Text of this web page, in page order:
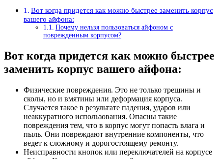
Вот когда придется как можно быстрее заменить корпус
вашего айфона:
Почему нельзя пользоваться айфоном с
поврежденным корпусом?
Вот когда придется как можно быстрее
заменить корпус вашего айфона:
Физические повреждения. Это не только трещины и
сколы, но и вмятины или деформация корпуса.
Случается такое в результате падения, ударов или
неаккуратного использования. Опасны такие
повреждения тем, что в корпус могут попасть влага и
пыль. Они повреждают внутренние компоненты, что
ведет к сложному и дорогостоящему ремонту.
Неисправности кнопок или переключателей на корпусе